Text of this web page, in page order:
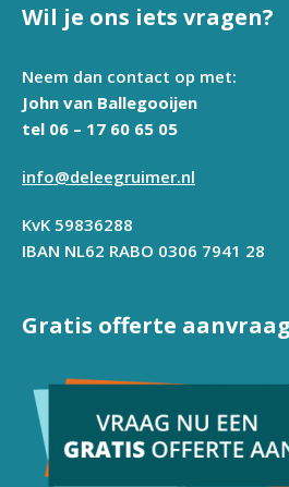
Wil je ons iets vragen?
Neem dan contact op met:
John van Ballegooijen
tel 06 – 17 60 65 05
info@deleegruimer.nl
KvK 59836288
IBAN NL62 RABO 0306 7941 28
Gratis offerte aanvraag